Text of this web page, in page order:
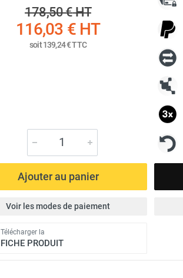
178,50 €HT
116,03 €HT
soit139,24 €TTC
Ajouter au panier
Voir les modes de paiement
Télécharger la
FICHE PRODUIT